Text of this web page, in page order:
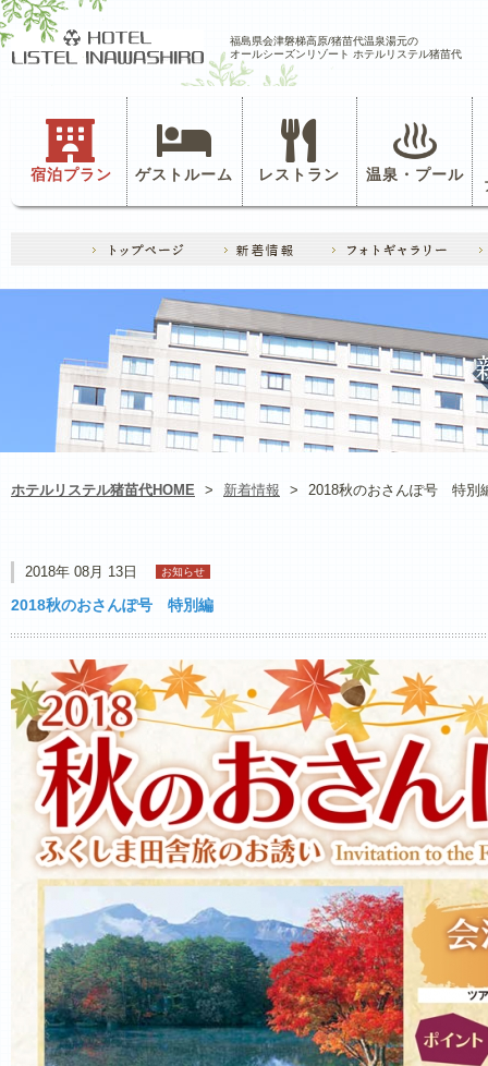
福島県会津磐梯高原/猪苗代温泉湯元の
オールシーズンリゾート ホテルリステル猪苗代
宿泊プラン ゲストルーム レストラン 温泉・プール
ホテルリステル猪苗代HOME > 新着情報 > 2018秋のおさんぽ号 特別
2018年 08月 13日 お知らせ
2018秋のおさんぽ号 特別編